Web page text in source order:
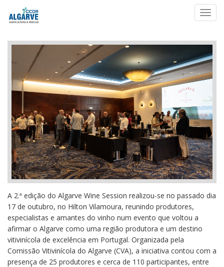
A 2.ª edição do Algarve Wine Session realizou-se no passado dia
17 de outubro, no Hilton Vilamoura, reunindo produtores,
especialistas e amantes do vinho num evento que voltou a
afirmar o Algarve como uma região produtora e um destino
vitivinícola de excelência em Portugal. Organizada pela
Comissão Vitivinícola do Algarve (CVA), a iniciativa contou com a
presença de 25 produtores e cerca de 110 participantes, entre